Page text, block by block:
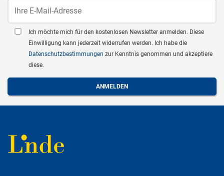
Ich möchte mich für den kostenlosen Newsletter anmelden. Diese
Einwilligung kann jederzeit widerrufen werden. Ich habe die
Datenschutzbestimmungen zur Kenntnis genommen und akzeptiere
diese.